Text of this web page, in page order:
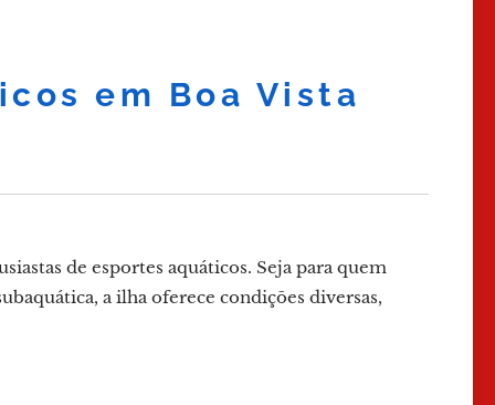
em Boa Vista
de esportes aquáticos. Seja para quem
a ilha oferece condições diversas,